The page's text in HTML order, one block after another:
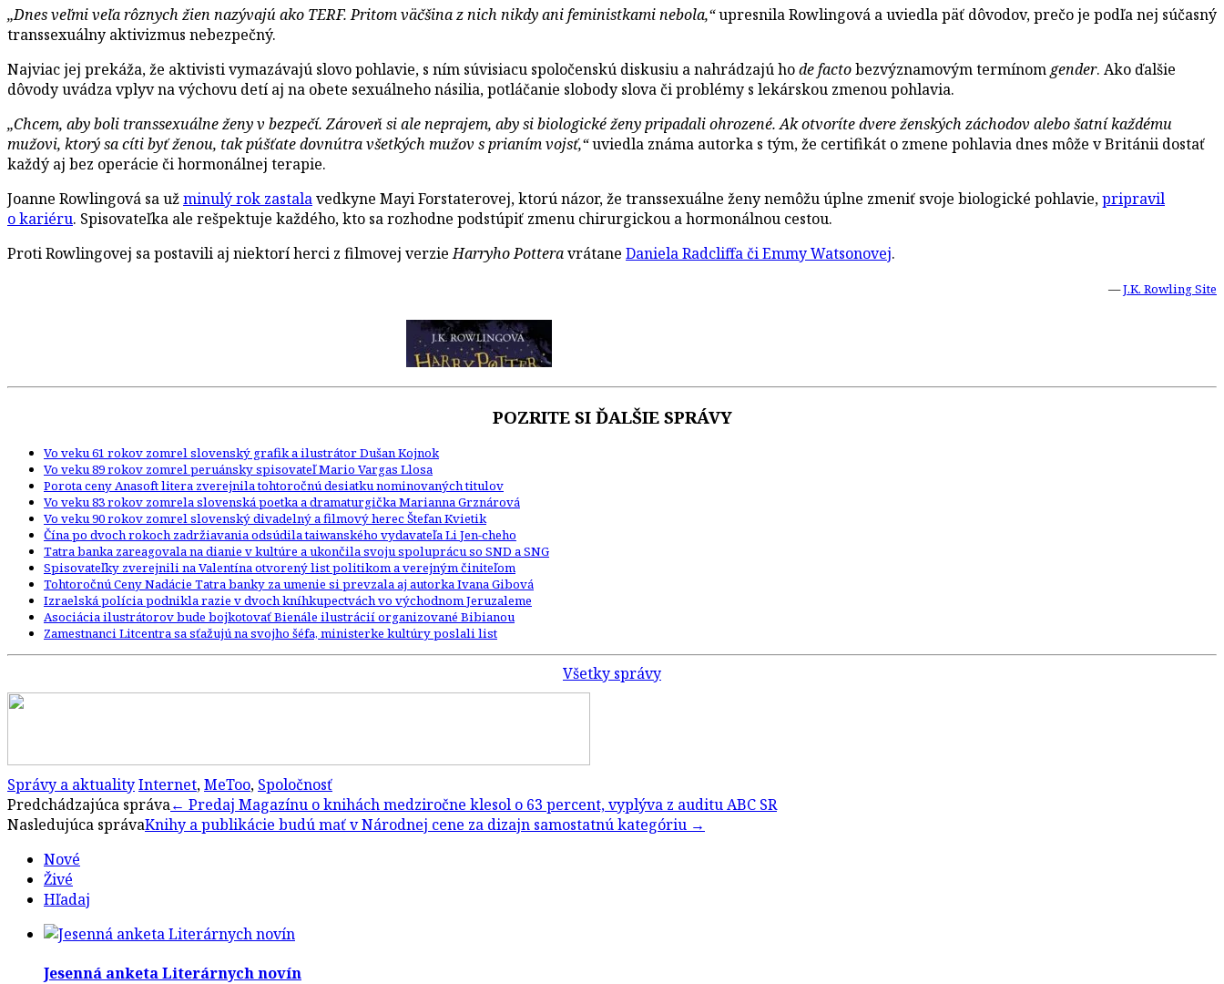
„Dnes veľmi veľa rôznych žien nazývajú ako TERF. Pritom väčšina z nich nikdy ani feministkami nebola,“upresnila Rowlingová a uviedla päť dôvodov, prečo je podľa nej súčasný
transsexuálny aktivizmus nebezpečný.
Najviac jej prekáža, že aktivisti vymazávajú slovo pohlavie, s ním súvisiacu spoločenskú diskusiu a nahrádzajú hode factobezvýznamovým termínom gender. Ako ďalšie
dôvody uvádza vplyv na výchovu detí aj na obete sexuálneho násilia, potláčanie slobody slova či problémy s lekárskou zmenou pohlavia.
„Chcem, aby boli transsexuálne ženy v bezpečí. Zároveň si ale neprajem, aby si biologické ženy pripadali ohrozené. Ak otvoríte dvere ženských záchodov alebo šatní každému
mužovi, ktorý sa cíti byť ženou, tak púšťate dovnútra všetkých mužov s prianím vojsť,“uviedla známa autorka s tým, že certifikát o zmene pohlavia dnes môže v Británii dostať
každý aj bez operácie či hormonálnej terapie.
Joanne Rowlingová sa užminulý rok zastalavedkyne Mayi Forstaterovej, ktorú názor, že transsexuálne ženy nemôžu úplne zmeniť svoje biologické pohlavie,pripravil
o kariéru. Spisovateľka ale rešpektuje každého, kto sa rozhodne podstúpiť zmenu chirurgickou a hormonálnou cestou.
Proti Rowlingovej sa postavili aj niektorí herci z filmovej verzieHarryho Potteravrátane Daniela Radcliffa či Emmy Watsonovej.
—J.K. Rowling Site
POZRITE SI ĎALŠIE SPRÁVY
Vo veku 61 rokov zomrel slovenský grafik a ilustrátor Dušan Kojnok
Vo veku 89 rokov zomrel peruánsky spisovateľ Mario Vargas Llosa
Porota ceny Anasoft litera zverejnila tohtoročnú desiatku nominovaných titulov
Vo veku 83 rokov zomrela slovenská poetka a dramaturgička Marianna Grznárová
Vo veku 90 rokov zomrel slovenský divadelný a filmový herec Štefan Kvietik
Čína po dvoch rokoch zadržiavania odsúdila taiwanského vydavateľa Li Jen-cheho
Tatra banka zareagovala na dianie v kultúre a ukončila svoju spoluprácu so SND a SNG
Spisovateľky zverejnili na Valentína otvorený list politikom a verejným činiteľom
Tohtoročnú Ceny Nadácie Tatra banky za umenie si prevzala aj autorka Ivana Gibová
Izraelská polícia podnikla razie v dvoch kníhkupectvách vo východnom Jeruzaleme
Asociácia ilustrátorov bude bojkotovať Bienále ilustrácií organizované Bibianou
Zamestnanci Litcentra sa sťažujú na svojho šéfa, ministerke kultúry poslali list
Všetky správy
Správy a aktualityInternet,MeToo, Spoločnosť
Post
navigation
Predchádzajúca správa← Predaj Magazínu o knihách medziročne klesol o 63 percent, vyplýva z auditu ABC SR
Nasledujúca správaKnihy a publikácie budú mať v Národnej cene za dizajn samostatnú kategóriu →
Nové
Živé
Hľadaj
Jesenná anketa Literárnych novín